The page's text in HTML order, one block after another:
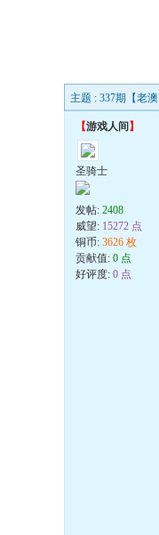
主题 : 337期【老
【游戏人间 】
圣骑士
发帖: 2408
威望: 15272 点
铜币: 3626 枚
贡献值: 0 点
好评度: 0 点